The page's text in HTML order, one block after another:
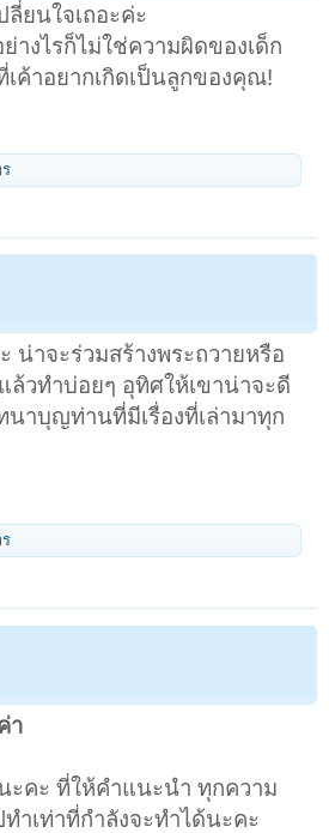
ยนใจเถอะค่ะ
างไรก็ไม่ใช่ความผิดของเด็ก
ค้าอยากเกิดเป็นลูกของคุณ!
น่าจะร่วมสร้างพระถวายหรือ
วทำบ่อยๆ อุทิศให้เขาน่าจะดี
าบุญท่านที่มีเรื่องที่เล่ามาทุก
า
คะ ที่ให้คำแนะนำ ทุกความ
ำเท่าที่กำลังจะทำได้นะคะ